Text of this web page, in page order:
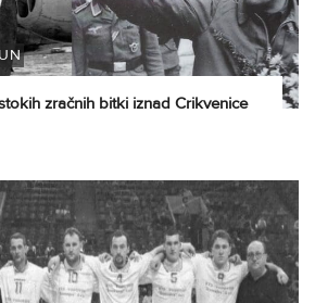
zračnih bitki iznad Crikvenice